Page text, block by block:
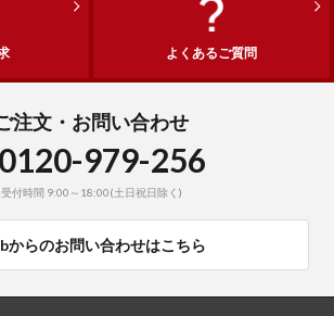
よくあるご質問
注文・お問い合わせ
0120-979-256
受付時間 9:00～18:00(土日祝日除く)
からのお問い合わせはこちら